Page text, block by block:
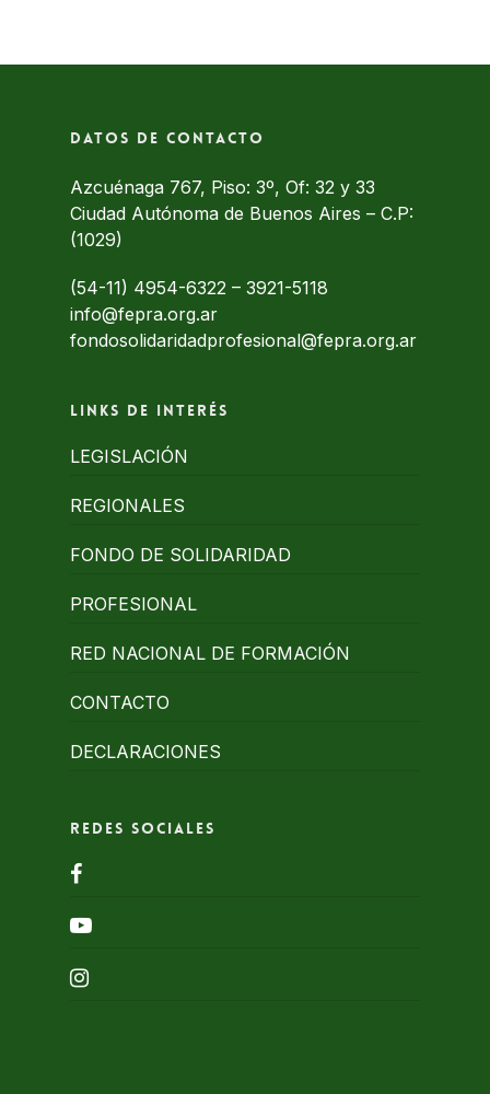
Datos de contacto
Azcuénaga 767, Piso: 3º, Of: 32 y 33
Ciudad Autónoma de Buenos Aires – C.P:
(1029)
(54-11) 4954-6322 – 3921-5118
info@fepra.org.ar
fondosolidaridadprofesional@fepra.org.ar
Links de interés
LEGISLACIÓN
REGIONALES
FONDO DE SOLIDARIDAD
PROFESIONAL
RED NACIONAL DE FORMACIÓN
CONTACTO
DECLARACIONES
Redes Sociales
facebook
youtube
instagram